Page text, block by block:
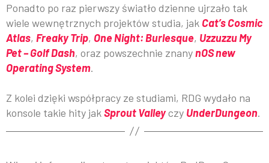
Ponadto po raz pierwszy światło dzienne ujrzało tak
wiele wewnętrznych projektów studia, jak Cat’s Cosmic
Atlas, Freaky Trip, One Night: Burlesque, Uzzuzzu My
Pet – Golf Dash, oraz powszechnie znanynOS new
Operating System.
Z kolei dzięki współpracy ze studiami, RDG wydało na
konsole takie hity jakSprout Valleyczy UnderDungeon.